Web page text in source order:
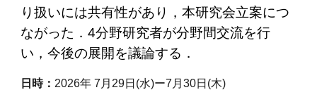
り扱いには共有性があり，本研究会立案につ
ながった．4分野研究者が分野間交流を行
い，今後の展開を議論する．
日時： 2026年 7 月29日(水)ー7月30日(木)